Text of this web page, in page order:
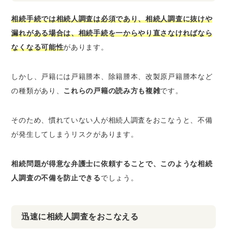
相続手続では相続人調査は必須であり、相続人調査に抜けや
漏れがある場合は、相続手続を一からやり直さなければなら
なくなる可能性があります。
しかし、戸籍には戸籍謄本、除籍謄本、改製原戸籍謄本など
の種類があり、 これらの戸籍の読み方も複雑です。
そのため、慣れていない人が相続人調査をおこなうと、不備
が発生してしまうリスクがあります。
相続問題が得意な弁護士に依頼することで、このような相続
人調査の不備を防止できるでしょう。
迅速に相続人調査をおこなえる